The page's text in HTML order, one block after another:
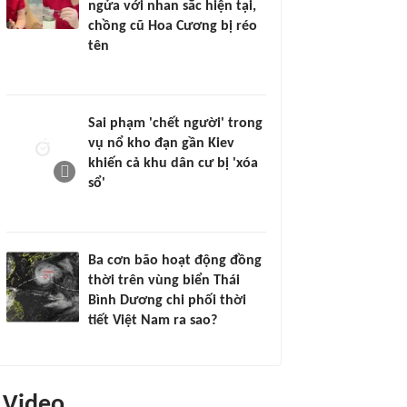
ngửa với nhan sắc hiện tại,
chồng cũ Hoa Cương bị réo
tên
Sai phạm 'chết người' trong
vụ nổ kho đạn gần Kiev
khiến cả khu dân cư bị 'xóa
sổ'
Ba cơn bão hoạt động đồng
thời trên vùng biển Thái
Bình Dương chi phối thời
tiết Việt Nam ra sao?